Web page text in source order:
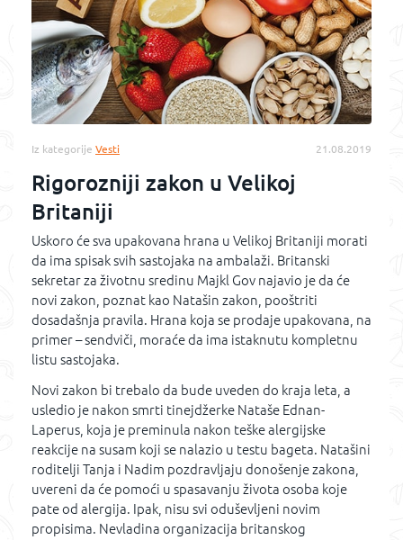
Iz kategorije Vesti 21.08.2019
Rigorozniji zakon u Velikoj
Britaniji
Uskoro će sva upakovana hrana u Velikoj Britaniji morati
da ima spisak svih sastojaka na ambalaži. Britanski
sekretar za životnu sredinu Majkl Gov najavio je da će
novi zakon, poznat kao Natašin zakon, pooštriti
dosadašnja pravila. Hrana koja se prodaje upakovana, na
primer – sendviči, moraće da ima istaknutu kompletnu
listu sastojaka.
Novi zakon bi trebalo da bude uveden do kraja leta, a
usledio je nakon smrti tinejdžerke Nataše Ednan-
Laperus, koja je preminula nakon teške alergijske
reakcije na susam koji se nalazio u testu bageta. Natašini
roditelji Tanja i Nadim pozdravljaju donošenje zakona,
uvereni da će pomoći u spasavanju života osoba koje
pate od alergija. Ipak, nisu svi oduševljeni novim
propisima. Nevladina organizacija britanskog